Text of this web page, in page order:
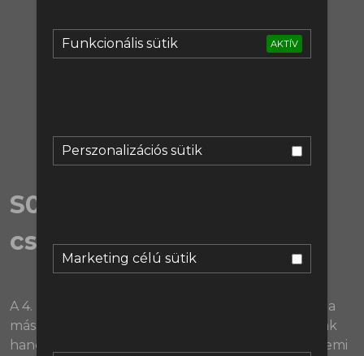
Funkcionális sütik AKTÍV
Perszonalizációs sütik
Marketing célú sütik
Regisztráció
S04EX01 | Átigazolási
csokor I.
A 4. évad első extra adása nem is indulhatott volna
másképpen, mint hogy az elején nincsen kép, csak
hang. Peet hibája, baszott megkérdezni, még üzemi